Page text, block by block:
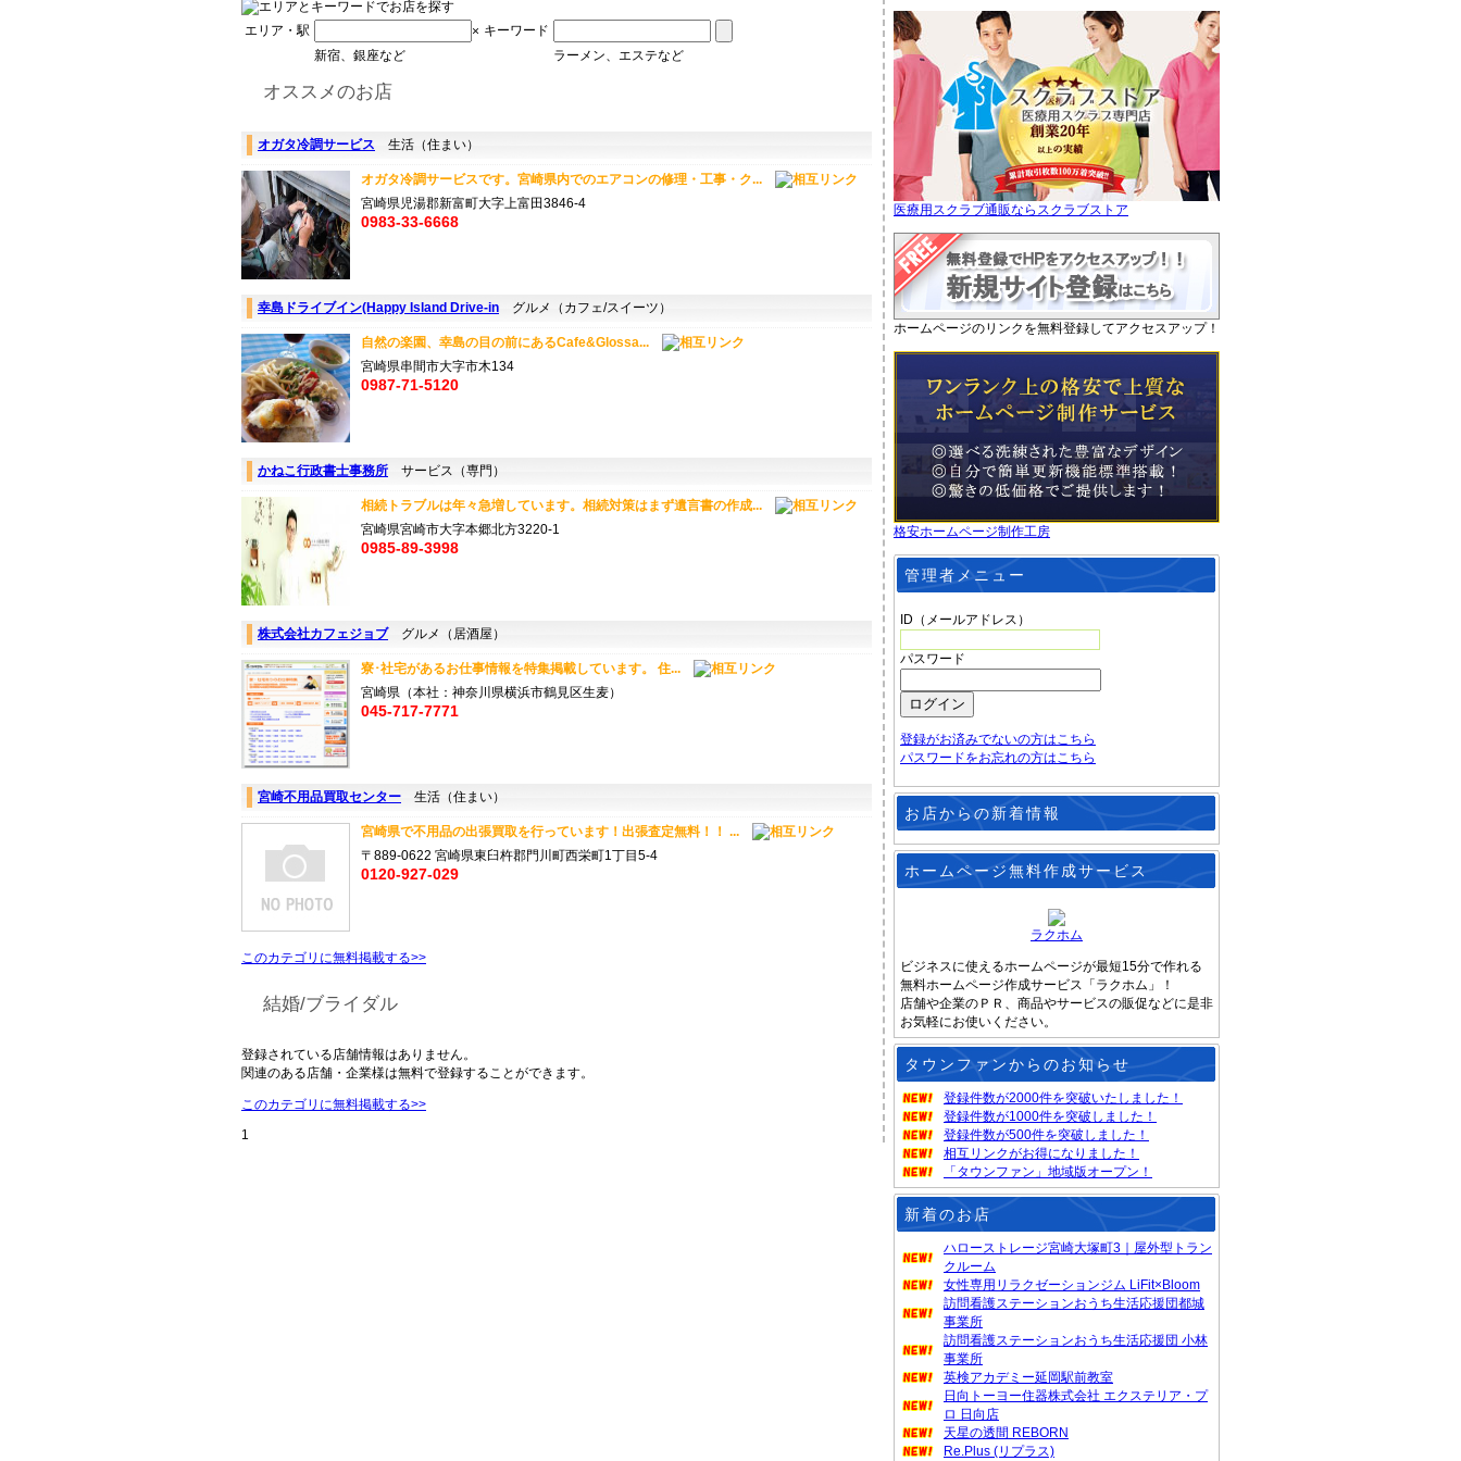
エリア・駅 × キーワード
新宿、銀座など
ラーメン、エステなど
オススメのお店
オガタ冷調サービス 生活（住まい）
オガタ冷調サービスです。宮崎県内でのエアコンの修理・工事・ク...
宮崎県児湯郡新富町大字上富田3846-4
0983-33-6668
幸島ドライブイン(Happy Island Drive-in グルメ（カフェ/スイーツ）
自然の楽園、幸島の目の前にあるCafe&Glossa...
宮崎県串間市大字市木134
0987-71-5120
かねこ行政書士事務所 サービス（専門）
相続トラブルは年々急増しています。相続対策はまず遺言書の作成...
宮崎県宮崎市大字本郷北方3220-1
0985-89-3998
株式会社カフェジョブグルメ（居酒屋）
寮･社宅があるお仕事情報を特集掲載しています。 住...
宮崎県（本社：神奈川県横浜市鶴見区生麦）
045-717-7771
宮崎不用品買取センター 生活（住まい）
宮崎県で不用品の出張買取を行っています！出張査定無料！！ ...
〒889-0622 宮崎県東臼杵郡門川町西栄町1丁目5-4
0120-927-029
このカテゴリに無料掲載する>>
結婚/ブライダル
登録されている店舗情報はありません。
関連のある店舗・企業様は無料で登録することができます。
このカテゴリに無料掲載する>>
1
医療用スクラブ通販ならスクラブストア
ホームページのリンクを無料登録してアクセスアップ！
格安ホームページ制作工房
管理者メニュー
ID（メールアドレス）
パスワード
登録がお済みでないの方はこちら
パスワードをお忘れの方はこちら
お店からの新着情報
ホームページ無料作成サービス
ラクホム
ビジネスに使えるホームページが最短15分で作れる
無料ホームページ作成サービス「ラクホム」！
店舗や企業のＰＲ、商品やサービスの販促などに是非
お気軽にお使いください。
タウンファンからのお知らせ
登録件数が2000件を突破いたしました！
登録件数が1000件を突破しました！
登録件数が500件を突破しました！
相互リンクがお得になりました！
「タウンファン」地域版オープン！
新着のお店
ハローストレージ宮崎大塚町3｜屋外型トラン
クルーム
女性専用リラクゼーションジム LiFit×Bloom
訪問看護ステーションおうち生活応援団都城
事業所
訪問看護ステーションおうち生活応援団 小林
事業所
英検アカデミー延岡駅前教室
日向トーヨー住器株式会社 エクステリア・プ
ロ 日向店
天星の透間 REBORN
Re.Plus (リプラス)